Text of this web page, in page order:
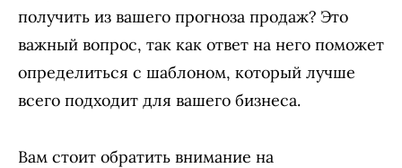
получить из вашего прогноза продаж? Это
важный вопрос, так как ответ на него поможет
определиться с шаблоном, который лучше
всего подходит для вашего бизнеса.
Вам стоит обратить внимание на